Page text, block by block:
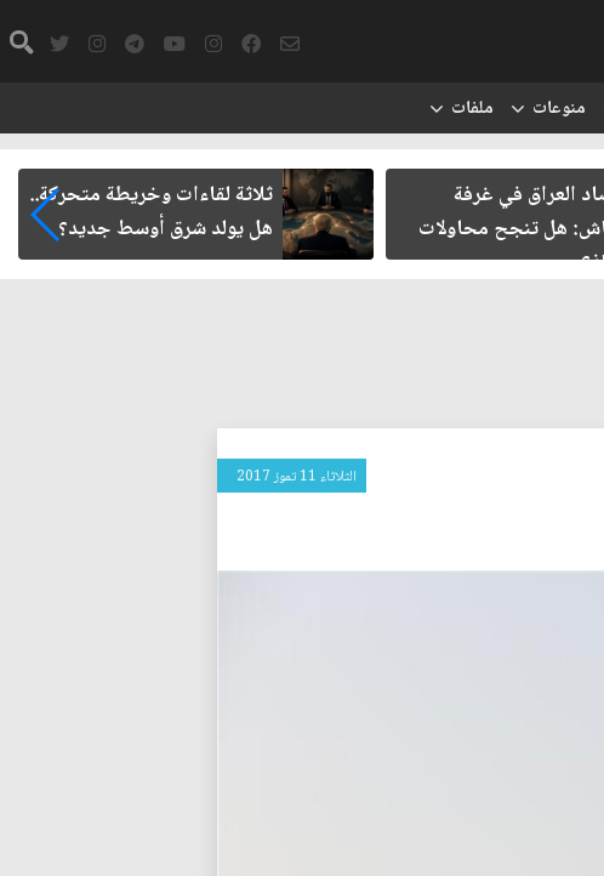
منوعات ملفات
ثلاثة لقاءات وخريطة متحركة..
هل يولد شرق أوسط جديد؟
حتمية حصر السلاح المنفلت
الدولة العراقية
الثلاثاء 11 تموز 2017